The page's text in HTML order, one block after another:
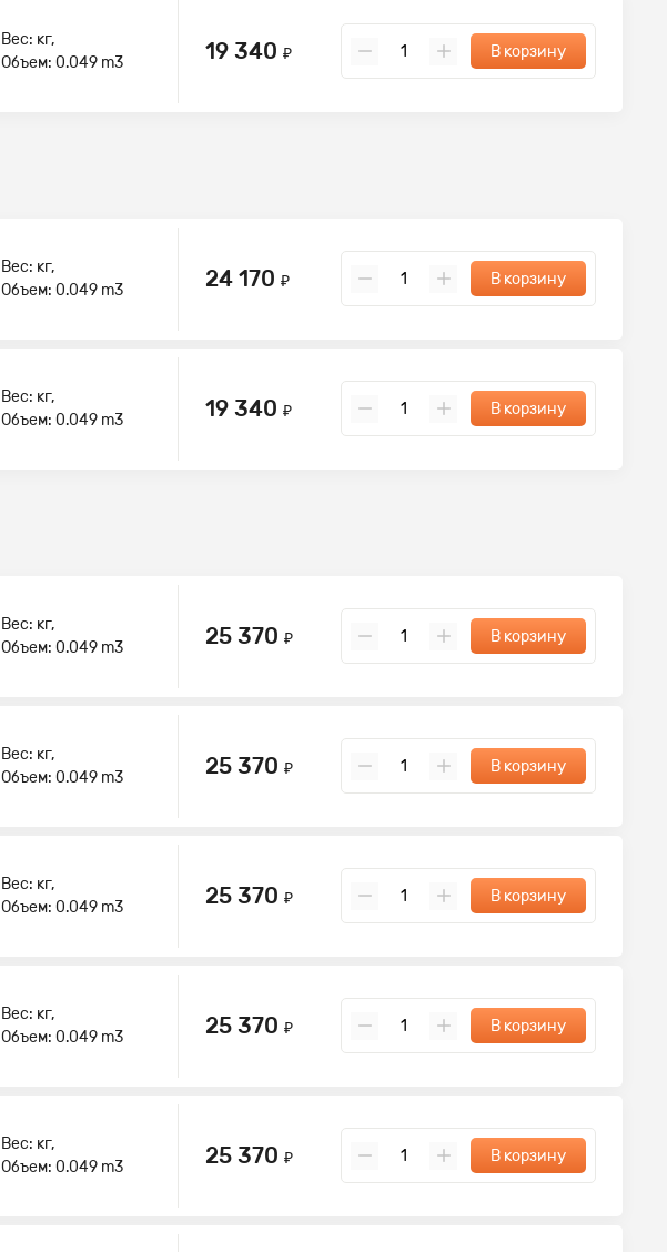
Вес: кг,
Объем: 0.049 m3
19 340 ₽ В корзину
Вес: кг,
Объем: 0.049 m3
24 170 ₽ В корзину
Вес: кг,
Объем: 0.049 m3
19 340 ₽ В корзину
Вес: кг,
Объем: 0.049 m3
25 370 ₽ В корзину
Вес: кг,
Объем: 0.049 m3
25 370 ₽ В корзину
Вес: кг,
Объем: 0.049 m3
25 370 ₽ В корзину
Вес: кг,
Объем: 0.049 m3
25 370 ₽ В корзину
Вес: кг,
Объем: 0.049 m3
25 370 ₽ В корзину